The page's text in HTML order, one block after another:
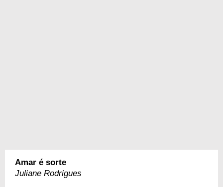
Amar é sorte
Juliane Rodrigues